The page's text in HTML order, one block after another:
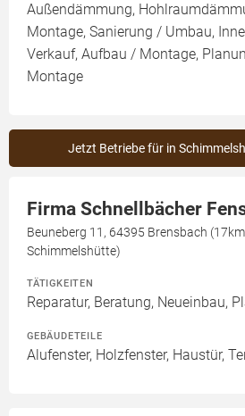
Außendämmung,
Montage, Sanierung / Umbau,
Verkauf, Aufbau / Montage,
Montage
Jetzt Betriebe für in
Firma Schnellbächer
Beuneberg 11, 64395 Brensbach
Schimmelshütte)
TÄTIGKEITEN
Reparatur, Beratung, Neueinbau,
GEBÄUDETEILE
Alufenster, Holzfenster, Haustür,